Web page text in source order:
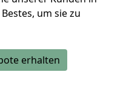
um sie zu
erhalten